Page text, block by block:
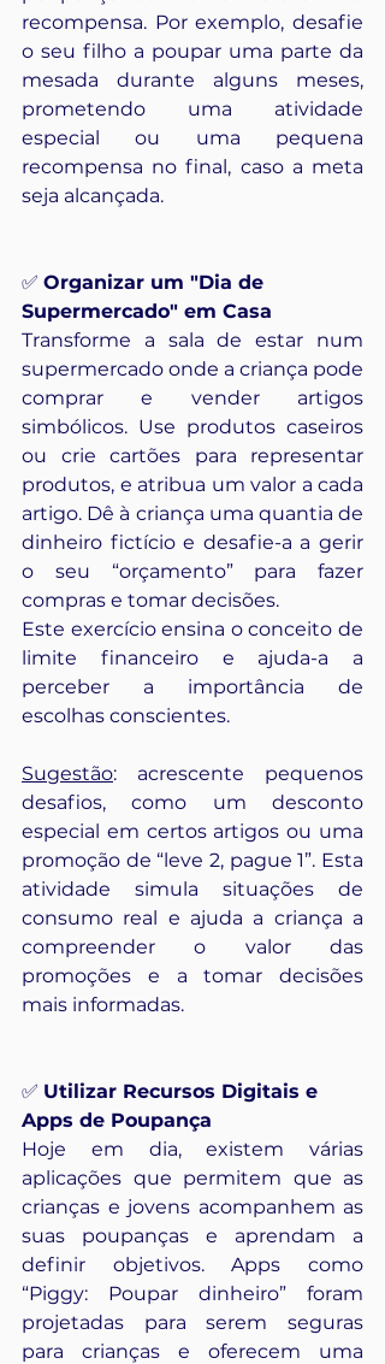
recompensa. Por exemplo, desafie
o seu filho a poupar uma parte da
mesada durante alguns meses,
prometendo uma atividade
especial ou uma pequena
recompensa no final, caso a meta
seja alcançada.
✅ Organizar um "Dia de
Supermercado" em Casa
Transforme a sala de estar num
supermercado onde a criança pode
comprar e vender artigos
simbólicos. Use produtos caseiros
ou crie cartões para representar
produtos, e atribua um valor a cada
artigo. Dê à criança uma quantia de
dinheiro fictício e desafie-a a gerir
o seu “orçamento” para fazer
compras e tomar decisões.
Este exercício ensina o conceito de
limite financeiro e ajuda-a a
perceber a importância de
escolhas conscientes.
Sugestão: acrescente pequenos
desafios, como um desconto
especial em certos artigos ou uma
promoção de “leve 2, pague 1”. Esta
atividade simula situações de
consumo real e ajuda a criança a
compreender o valor das
promoções e a tomar decisões
mais informadas.
✅ Utilizar Recursos Digitais e
Apps de Poupança
Hoje em dia, existem várias
aplicações que permitem que as
crianças e jovens acompanhem as
suas poupanças e aprendam a
definir objetivos. Apps como
“Piggy: Poupar dinheiro” foram
projetadas para serem seguras
para crianças e oferecem uma